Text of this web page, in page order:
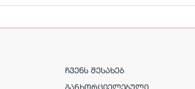
ᲩᲕᲔᲜᲡ ᲨᲔᲡᲐᲮᲔᲑ
ᲒᲐᲜᲮᲝᲠᲪᲘᲔᲚᲔᲑᲣᲚᲘ